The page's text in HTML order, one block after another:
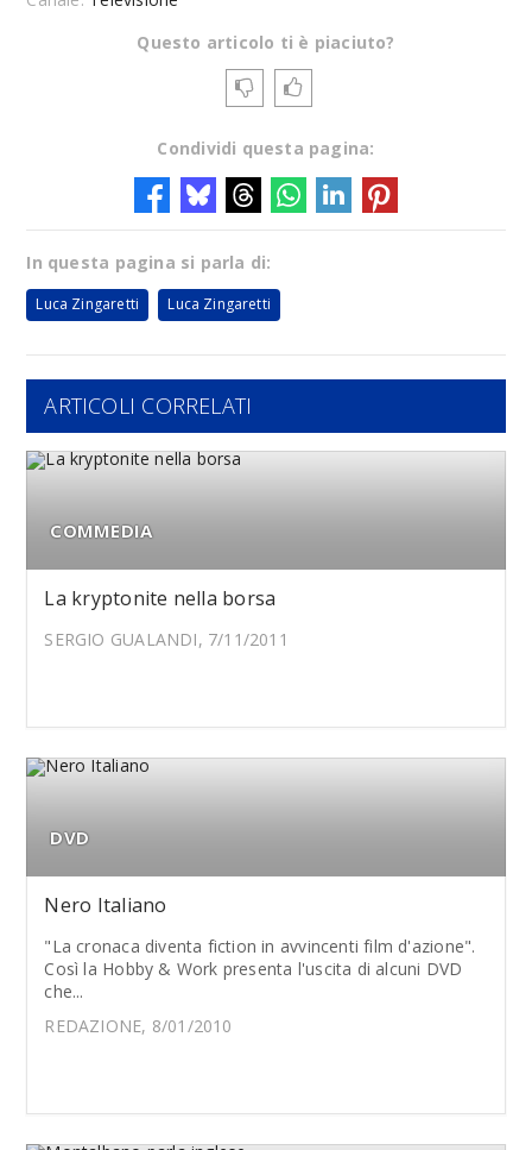
Questo articolo ti è piaciuto?
Condividi questa pagina:
In questa pagina si parla di:
Luca Zingaretti Luca Zingaretti
ARTICOLI CORRELATI
COMMEDIA
La kryptonite nella borsa
SERGIO GUALANDI, 7/11/2011
DVD
Nero Italiano
"La cronaca diventa fiction in avvincenti film d'azione".
Così la Hobby & Work presenta l'uscita di alcuni DVD
che...
REDAZIONE, 8/01/2010